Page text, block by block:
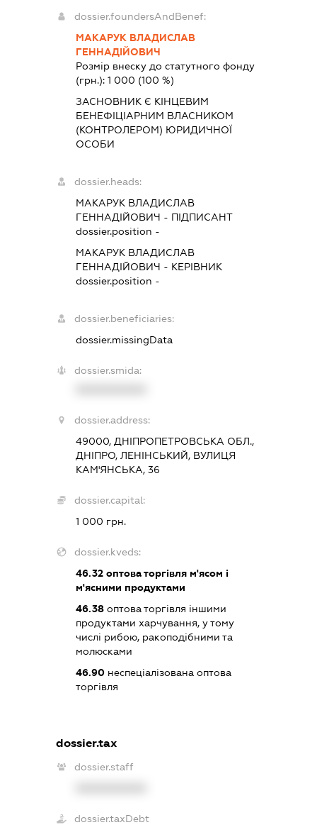
dossier.foundersAndBenef:
МАКАРУК ВЛАДИСЛАВ
ГЕННАДІЙОВИЧ
Розмір внеску до статутного фонду
(грн.):1 000 (100 %)
ЗАСНОВНИК Є КІНЦЕВИМ
БЕНЕФІЦІАРНИМ ВЛАСНИКОМ
(КОНТРОЛЕРОМ) ЮРИДИЧНОЇ
ОСОБИ
dossier.heads:
МАКАРУК ВЛАДИСЛАВ
ГЕННАДІЙОВИЧ - ПІДПИСАНТ
dossier.position -
МАКАРУК ВЛАДИСЛАВ
ГЕННАДІЙОВИЧ - КЕРІВНИК
dossier.position -
dossier.beneficiaries:
dossier.missingData
dossier.smida:
dossier.address:
49000, ДНІПРОПЕТРОВСЬКА ОБЛ.,
ДНІПРО, ЛЕНІНСЬКИЙ, ВУЛИЦЯ
КАМ'ЯНСЬКА, 36
dossier.capital:
1 000 грн.
dossier.kveds:
46.32 оптова торгівля м'ясом і
м'ясними продуктами
46.38 оптова торгівля іншими
продуктами харчування, у тому
числі рибою, ракоподібними та
молюсками
46.90 неспеціалізована оптова
торгівля
dossier.tax
dossier.staff
dossier.taxDebt